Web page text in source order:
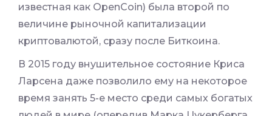
известная как OpenCoin) была второй по
величине рыночной капитализации
криптовалютой, сразу после Биткоина.
В 2015 году внушительное состояние Криса
Ларсена даже позволило ему на некоторое
время занять 5-е место среди самых богатых